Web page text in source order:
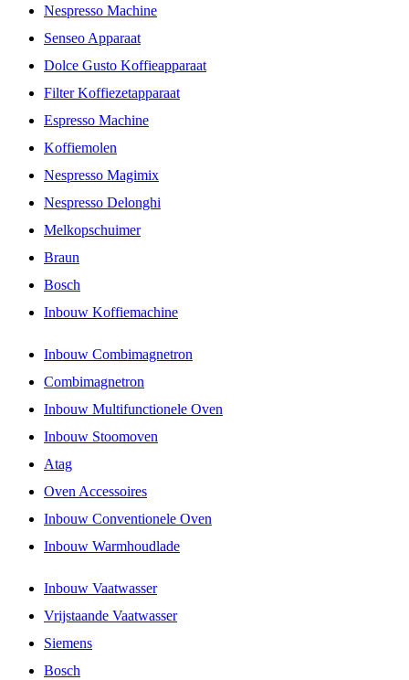
Nespresso Machine
Senseo Apparaat
Dolce Gusto Koffieapparaat
Filter Koffiezetapparaat
Espresso Machine
Koffiemolen
Nespresso Magimix
Nespresso Delonghi
Melkopschuimer
Braun
Bosch
Inbouw Koffiemachine
Inbouw Combimagnetron
Combimagnetron
Inbouw Multifunctionele Oven
Inbouw Stoomoven
Atag
Oven Accessoires
Inbouw Conventionele Oven
Inbouw Warmhoudlade
Inbouw Vaatwasser
Vrijstaande Vaatwasser
Siemens
Bosch